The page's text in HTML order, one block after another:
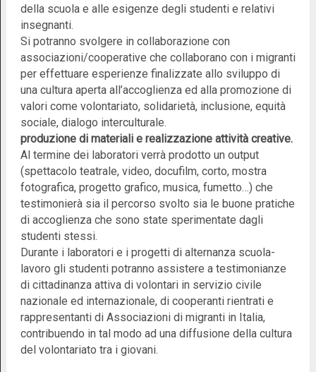
della scuola e alle esigenze degli studenti e relativi
insegnanti.
Si potranno svolgere in collaborazione con
associazioni/cooperative che collaborano con i migranti
per effettuare esperienze finalizzate allo sviluppo di
una cultura aperta all’accoglienza ed alla promozione di
valori come volontariato, solidarietà, inclusione, equità
sociale, dialogo interculturale.
produzione di materiali e realizzazione attività creative.
Al termine dei laboratori verrà prodotto un output
(spettacolo teatrale, video, docufilm, corto, mostra
fotografica, progetto grafico, musica, fumetto…) che
testimonierà sia il percorso svolto sia le buone pratiche
di accoglienza che sono state sperimentate dagli
studenti stessi.
Durante i laboratori e i progetti di alternanza scuola-
lavoro gli studenti potranno assistere a testimonianze
di cittadinanza attiva di volontari in servizio civile
nazionale ed internazionale, di cooperanti rientrati e
rappresentanti di Associazioni di migranti in Italia,
contribuendo in tal modo ad una diffusione della cultura
del volontariato tra i giovani.